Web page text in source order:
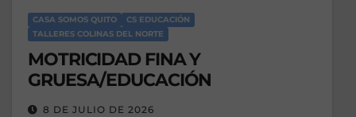
CASA SOMOS QUITO
CS EDUCACIÓN
TALLERES COLINAS DEL NORTE
MOTRICIDAD FINA Y
GRUESA/EDUCACIÓN
8 DE JULIO DE 2026